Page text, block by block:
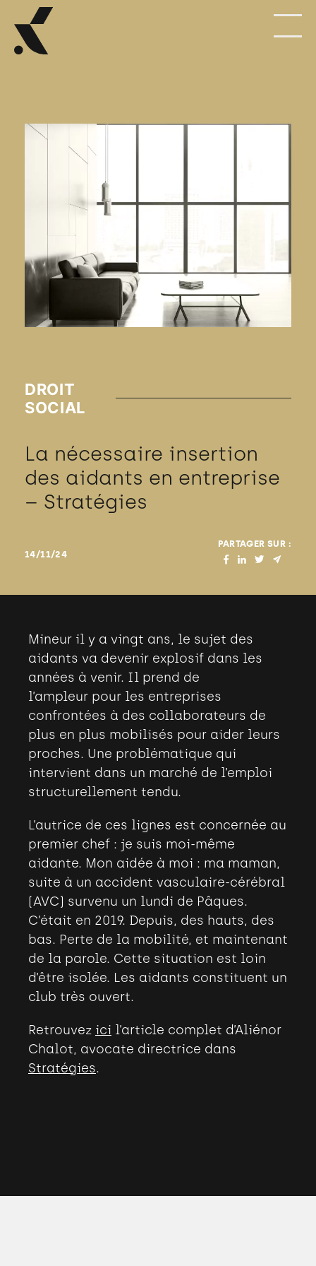
DROIT
SOCIAL
La nécessaire insertion
des aidants en entreprise
– Stratégies
14/11/24
PARTAGER SUR :
Mineur il y a vingt ans, le sujet des
aidants va devenir explosif dans les
années à venir. Il prend de
l’ampleur pour les entreprises
confrontées à des collaborateurs de
plus en plus mobilisés pour aider leurs
proches. Une problématique qui
intervient dans un marché de l’emploi
structurellement tendu.
L’autrice de ces lignes est concernée au
premier chef : je suis moi-même
aidante. Mon aidée à moi : ma maman,
suite à un accident vasculaire-cérébral
(AVC) survenu un lundi de Pâques.
C’était en 2019. Depuis, des hauts, des
bas. Perte de la mobilité, et maintenant
de la parole. Cette situation est loin
d’être isolée. Les aidants constituent un
club très ouvert.
Retrouvez ici l’article complet d’Aliénor
Chalot, avocate directrice dans
Stratégies.